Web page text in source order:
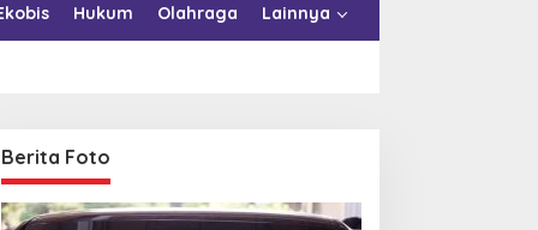
Hukum Olahraga Lainnya
Berita Foto